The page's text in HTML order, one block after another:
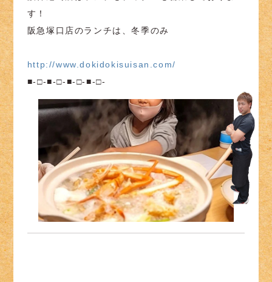
す！
阪急塚口店のランチは、冬季のみ
http://www.dokidokisuisan.com/
■-□-■-□-■-□-■-□-